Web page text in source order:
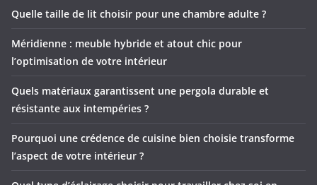
Quelle taille de lit choisir pour une chambre adulte ?
Méridienne : meuble hybride et atout chic pour
l’optimisation de votre intérieur
Quels matériaux garantissent une pergola durable et
résistante aux intempéries ?
Pourquoi une crédence de cuisine bien choisie transforme
l’aspect de votre intérieur ?